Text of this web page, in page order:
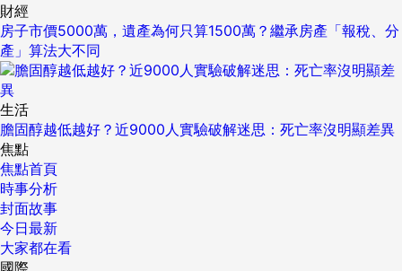
財經
房子市價5000萬，遺產為何只算1500萬？繼承房產「報稅、分
產」算法大不同
生活
膽固醇越低越好？近9000人實驗破解迷思：死亡率沒明顯差異
焦點
焦點首頁
時事分析
封面故事
今日最新
大家都在看
國際